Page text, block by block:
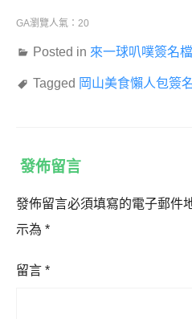
GA瀏覽人氣：20
Posted in 來一球叭噗簽名檔
Tagged 岡山美食懶人包簽
發佈留言
發佈留言必須填寫的電子郵件
示為 *
留言 *